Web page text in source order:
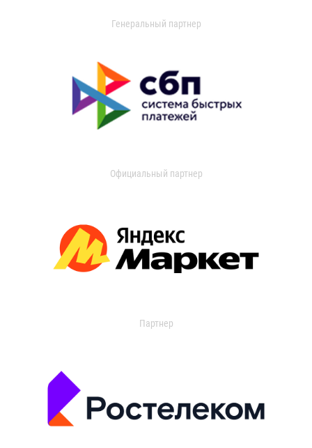
Генеральный партнер
Официальный партнер
Партнер